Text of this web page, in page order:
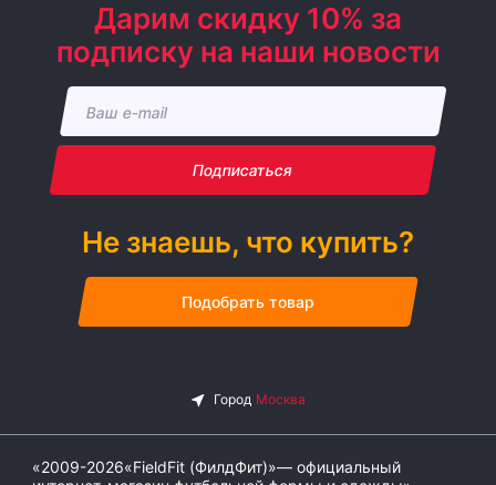
Дарим скидку 10% за
подписку на наши новости
Подписаться
Не знаешь, что купить?
Подобрать товар
«2009-2026«FieldFit (ФилдФит)»— официальный